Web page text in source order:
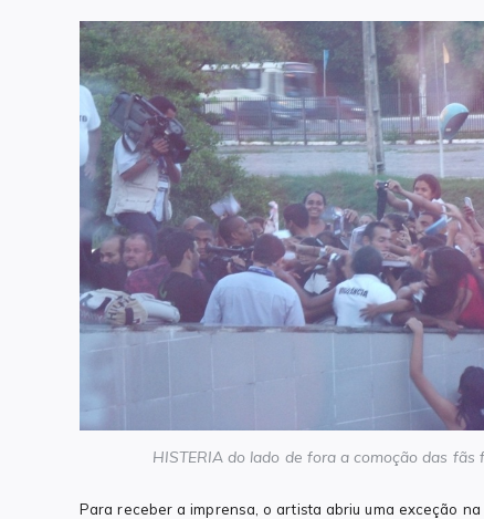
HISTERIA do lado de fora a comoção das fãs
Para receber a imprensa, o artista abriu uma exceção